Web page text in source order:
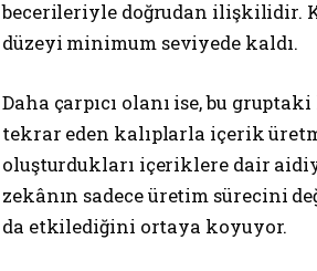
becerileriyle doğrudan ilişkilidir.
düzeyi minimum seviyede kaldı.
Daha çarpıcı olanı ise, bu
tekrar eden kalıplarla içerik
oluşturdukları içeriklere dair
zekânın sadece üretim sürecini
da etkilediğini ortaya koyuyor.